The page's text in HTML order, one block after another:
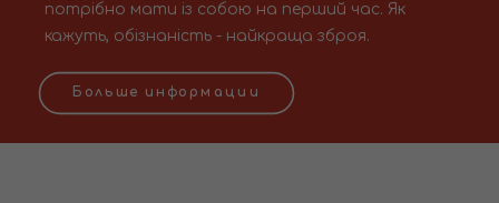
потрібно мати із собою на перший час. Як
кажуть, обізнаність - найкраща зброя.
Больше информации